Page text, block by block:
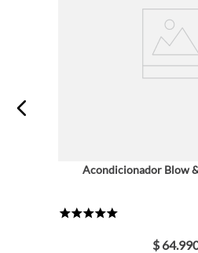
Acondicionador Blow
$ 64.